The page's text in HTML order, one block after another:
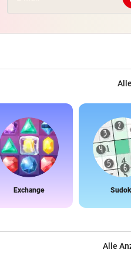
Exchange
Alle